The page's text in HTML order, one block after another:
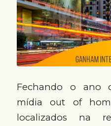
Fechando o ano
mídia out of
localizados na